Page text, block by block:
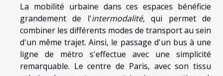
La mobilité urbaine dans ces espaces bénéficie
grandement de l'intermodalité, qui permet de
combiner les différents modes de transport au sein
d'un même trajet. Ainsi, le passage d'un bus à une
ligne de métro s'effectue avec une simplicité
remarquable. Le centre de Paris, avec son tissu